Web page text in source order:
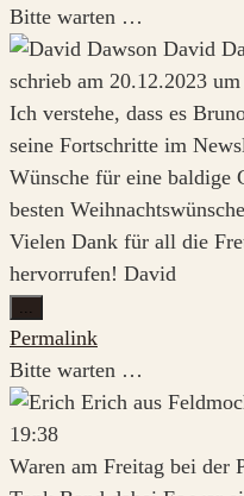
Bitte warten …
David
schrieb am 20.12.2023 um
Ich verstehe, dass es
seine Fortschritte im
Wünsche für eine baldige
besten
Vielen Dank für all die
hervorrufen! David
...
Metabox
ein-/ausblenden.
Permalink
Bitte warten …
Erich aus
19:38
Waren am Freitag bei der